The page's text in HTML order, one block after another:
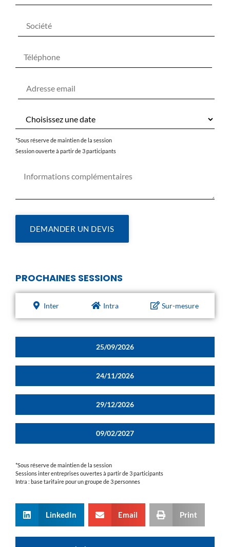
*Sous réserve de maintien de la session
Session ouverte à partir de 3 participants
DEMANDER UN DEVIS
PROCHAINES SESSIONS
Inter Intra Sur-mesure
25/09/2026
24/11/2026
29/12/2026
09/02/2027
*Sous réserve de maintien de la session
Sessions inter entreprises ouvertes à partir de 3 participants
Intra : base tarifaire pour un groupe de 3 personnes
LinkedIn Email Print